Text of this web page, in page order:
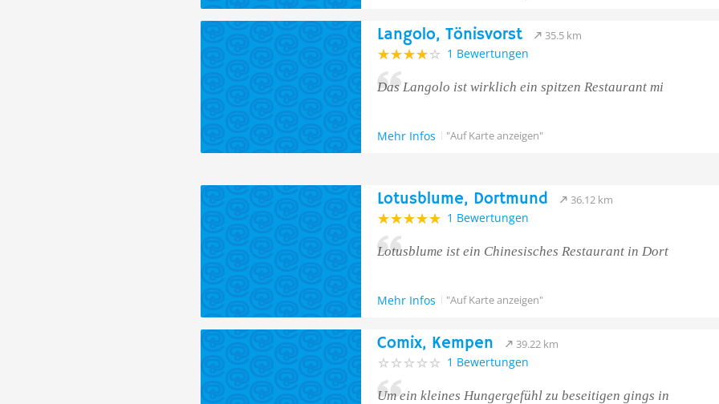
Langolo, Tönisvorst 35.5 km
1 Bewertungen
Das Langolo ist wirklich ein spitzen Restaurant mi
Mehr Infos "Auf Karte anzeigen"
Lotusblume, Dortmund 36.12 km
1 Bewertungen
Lotusblume ist ein Chinesisches Restaurant in Dort
Mehr Infos "Auf Karte anzeigen"
Comix, Kempen 39.22 km
1 Bewertungen
Um ein kleines Hungergefühl zu beseitigen gings in